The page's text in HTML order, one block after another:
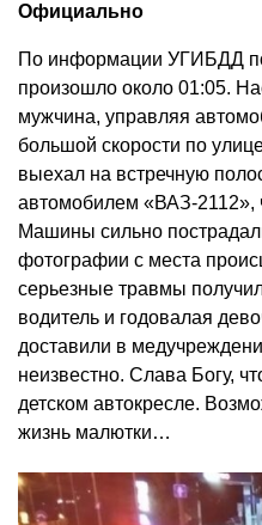
Официально
По информации УГИБДД
произошло около 01:05.
мужчина, управляя
большой скорости по
выехал на встречную
автомобилем «ВАЗ-2112»,
Машины сильно
фотографии с места
серьезные травмы
водитель и годовалая
доставили в
неизвестно. Слава Богу,
детском автокресле.
жизнь малютки…